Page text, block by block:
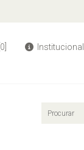
[0]
Institucional